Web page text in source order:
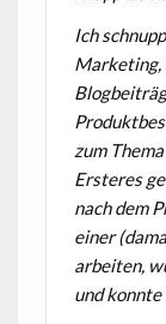
Ich
Marketing,
zum
Ersteres
nach dem
einer
arbeiten,
und